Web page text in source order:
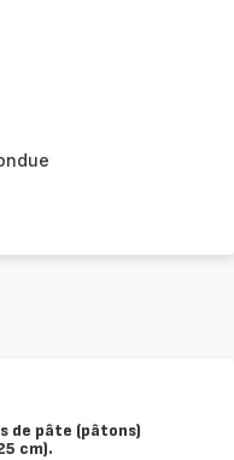
de pâte (pâtons)
cm).